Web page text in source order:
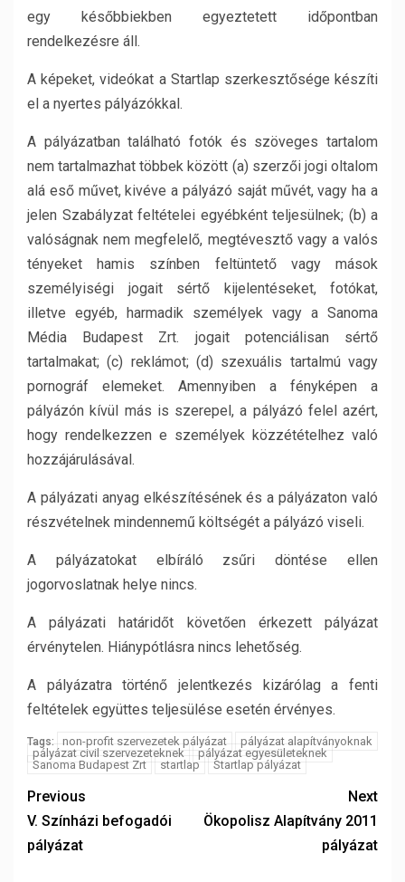
egy későbbiekben egyeztetett időpontban
rendelkezésre áll.
A képeket, videókat a Startlap szerkesztősége készíti
el a nyertes pályázókkal.
A pályázatban található fotók és szöveges tartalom
nem tartalmazhat többek között (a) szerzői jogi oltalom
alá eső művet, kivéve a pályázó saját művét, vagy ha a
jelen Szabályzat feltételei egyébként teljesülnek; (b) a
valóságnak nem megfelelő, megtévesztő vagy a valós
tényeket hamis színben feltüntető vagy mások
személyiségi jogait sértő kijelentéseket, fotókat,
illetve egyéb, harmadik személyek vagy a Sanoma
Média Budapest Zrt. jogait potenciálisan sértő
tartalmakat; (c) reklámot; (d) szexuális tartalmú vagy
pornográf elemeket. Amennyiben a fényképen a
pályázón kívül más is szerepel, a pályázó felel azért,
hogy rendelkezzen e személyek közzétételhez való
hozzájárulásával.
A pályázati anyag elkészítésének és a pályázaton való
részvételnek mindennemű költségét a pályázó viseli.
A pályázatokat elbíráló zsűri döntése ellen
jogorvoslatnak helye nincs.
A pályázati határidőt követően érkezett pályázat
érvénytelen. Hiánypótlásra nincs lehetőség.
A pályázatra történő jelentkezés kizárólag a fenti
feltételek együttes teljesülése esetén érvényes.
Tags: non-profit szervezetek pályázat
pályázat alapítványoknak
pályázat civil szervezeteknek
pályázat egyesületeknek
Sanoma Budapest Zrt
startlap Startlap pályázat
Previous
V. Színházi befogadói
pályázat
Next
Ökopolisz Alapítvány 2011
pályázat